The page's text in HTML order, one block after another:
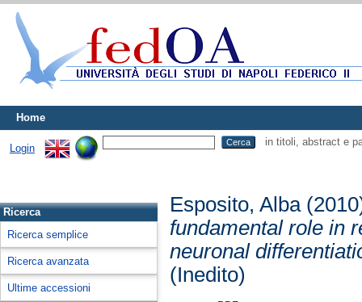
Home
Login
in titoli, abstract e
Ricerca
Ricerca semplice
Ricerca avanzata
Ultime accessioni
Esposito, Alba
fundamental role in
neuronal
(Inedito)